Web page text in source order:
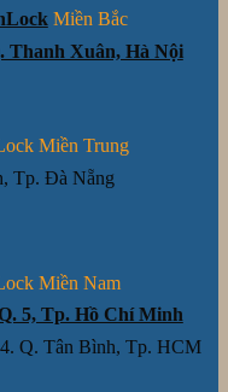
Miền Bắc
Thanh Xuân, Hà Nội
Miền Trung
Tp. Đà Nẵng
Miền Nam
5, Tp. Hồ Chí Minh
Q. Tân Bình, Tp. HCM